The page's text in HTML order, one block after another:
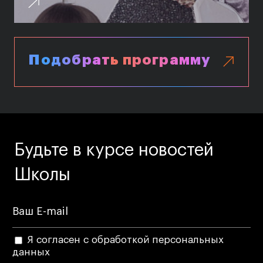
Лицензии и аккредитации
Для прессы
Ресурсы
Связи с индустрией
Стоимость обучения
График учебного года
Вопросы и ответы
Подобрать программу
Будьте в курсе новостей
Школы
Я согласен с обработкой персональных
данных